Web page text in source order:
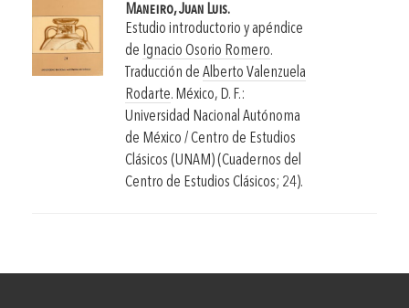
Maneiro, Juan Luis.
Estudio introductorio y apéndice
de Ignacio Osorio Romero.
Traducción de Alberto Valenzuela
Rodarte. México, D. F.:
Universidad Nacional Autónoma
de México / Centro de Estudios
Clásicos (UNAM) (Cuadernos del
Centro de Estudios Clásicos; 24).